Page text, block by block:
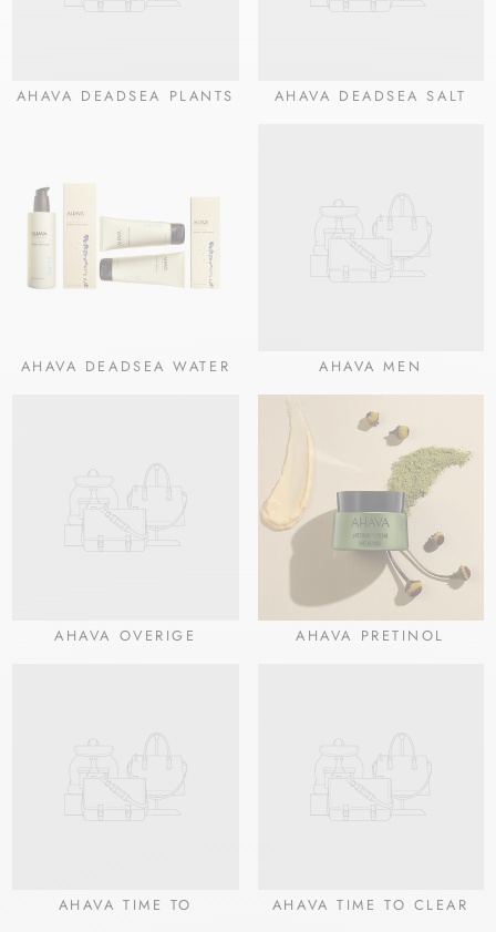
AHAVA DEADSEA PLANTS AHAVA DEADSEA SALT
AHAVA DEADSEA WATER AHAVA MEN
AHAVA OVERIGE AHAVA PRETINOL
AHAVA TIME TO AHAVA TIME TO CLEAR